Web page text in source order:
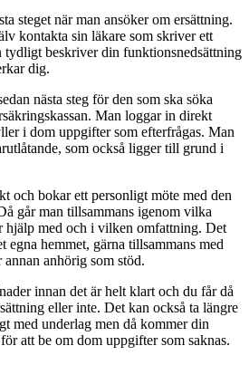
steget när man ansöker om ersättning.
kontakta sin läkare som skriver ett
tydligt beskriver din funktionsnedsättning
dig.
nästa steg för den som ska söka
Man loggar in direkt
i dom uppgifter som efterfrågas. Man
som också ligger till grund i
och bokar ett personligt möte med den
går man tillsammans igenom vilka
hjälp med och i vilken omfattning. Det
egna hemmet, gärna tillsammans med
anhörig som stöd.
innan det är helt klart och du får då
eller inte. Det kan också ta längre
med underlag men då kommer din
att be om dom uppgifter som saknas.